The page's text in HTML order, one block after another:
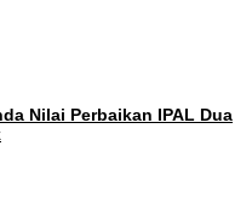
Nilai Perbaikan IPAL Dua